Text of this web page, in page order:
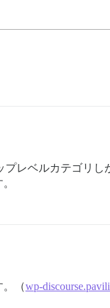
レベルカテゴリし
（wp-